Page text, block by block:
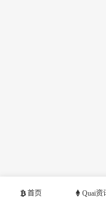
首页 Quai资